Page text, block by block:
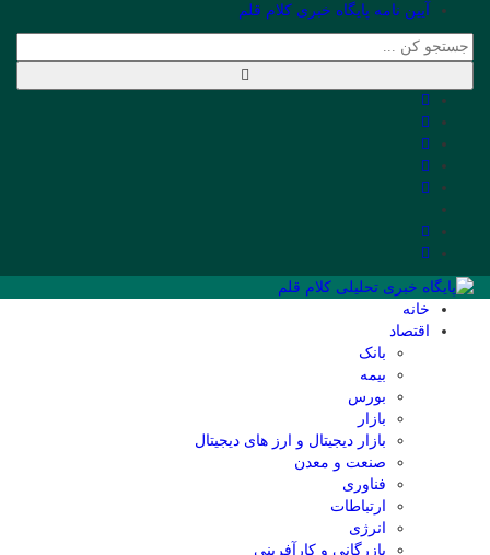
آیین نامه پایگاه خبری کلام قلم
خانه
اقتصاد
بانک
بیمه
بورس
بازار
بازار دیجیتال و ارز های دیجیتال
صنعت و معدن
فناوری
ارتباطات
انرژی
بازرگانی و کارآفرینی